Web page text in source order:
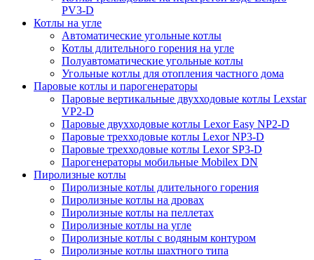
PV3-D
Котлы на угле
Автоматические угольные котлы
Котлы длительного горения на угле
Полуавтоматические угольные котлы
Угольные котлы для отопления частного дома
Паровые котлы и парогенераторы
Паровые вертикальные двухходовые котлы Lexstar
VP2-D
Паровые двухходовые котлы Lexor Easy NP2-D
Паровые трехходовые котлы Lexor NP3-D
Паровые трехходовые котлы Lexor SP3-D
Парогенераторы мобильные Mobilex DN
Пиролизные котлы
Пиролизные котлы длительного горения
Пиролизные котлы на дровах
Пиролизные котлы на пеллетах
Пиролизные котлы на угле
Пиролизные котлы с водяным контуром
Пиролизные котлы шахтного типа